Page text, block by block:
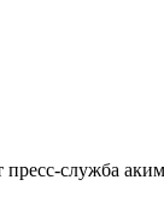
пресс-служба